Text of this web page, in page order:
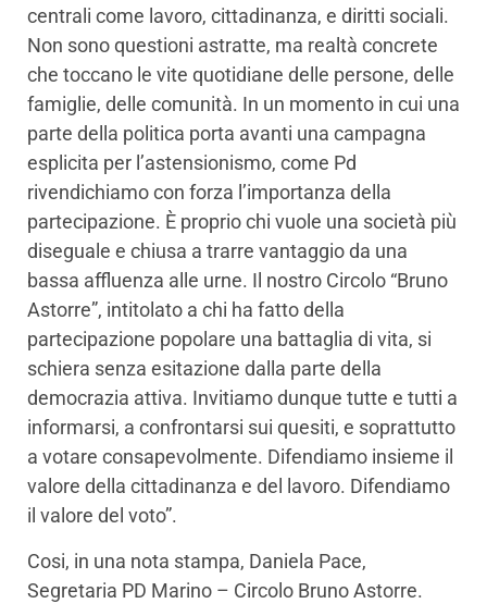
centrali come lavoro, cittadinanza, e diritti sociali.
Non sono questioni astratte, ma realtà concrete
che toccano le vite quotidiane delle persone, delle
famiglie, delle comunità. In un momento in cui una
parte della politica porta avanti una campagna
esplicita per l’astensionismo, come Pd
rivendichiamo con forza l’importanza della
partecipazione. È proprio chi vuole una società più
diseguale e chiusa a trarre vantaggio da una
bassa affluenza alle urne. Il nostro Circolo “Bruno
Astorre”, intitolato a chi ha fatto della
partecipazione popolare una battaglia di vita, si
schiera senza esitazione dalla parte della
democrazia attiva. Invitiamo dunque tutte e tutti a
informarsi, a confrontarsi sui quesiti, e soprattutto
a votare consapevolmente. Difendiamo insieme il
valore della cittadinanza e del lavoro. Difendiamo
il valore del voto”.
Cosi, in una nota stampa, Daniela Pace,
Segretaria PD Marino – Circolo Bruno Astorre.